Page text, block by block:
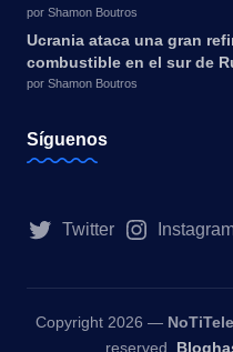
por Shamon Boutros
Ucrania ataca una gran
combustible en el sur de
por Shamon Boutros
Síguenos
Twitter
Copyright 2026 —
reserved.